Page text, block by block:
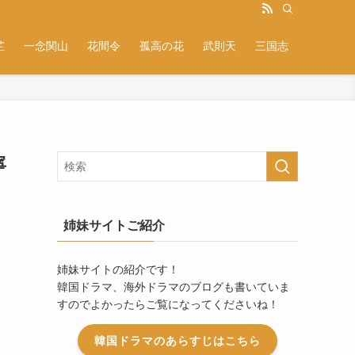
一念関山 花間令 孤高の花 武則天 三国志
姉妹サイトご紹介
姉妹サイトの紹介です！
韓国ドラマ、海外ドラマのブログも書いていま
すのでよかったらご覧になってくださいね！
韓国ドラマのあらすじはこちら